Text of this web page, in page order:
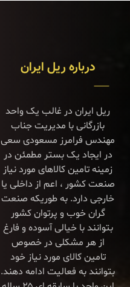
درباره ریل ایران
ریل ایران در غالب یک واحد
بازرگانی با مدیریت جناب
مهندس فرامرز مسعودی سعی
در ایجاد یک بستر مطمئن در
زمینه تامین کالاهای مورد نیاز
صنعت کشور ، اعم از داخلی یا
خارجی دارد. به طوریکه صنعت
گران خوب و پرتوان کشور
بتوانند با خیالی آسوده و فارغ
از هر مشکلی در خصوص
تامین کالای مورد نیاز خود
بتوانند به فعالیت ادامه دهند.